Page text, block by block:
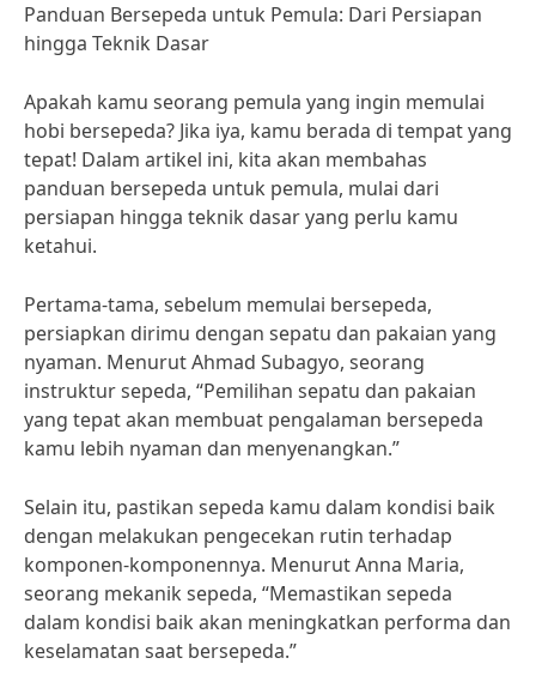
Panduan Bersepeda untuk Pemula: Dari Persiapan
hingga Teknik Dasar
Apakah kamu seorang pemula yang ingin memulai
hobi bersepeda? Jika iya, kamu berada di tempat yang
tepat! Dalam artikel ini, kita akan membahas
panduan bersepeda untuk pemula, mulai dari
persiapan hingga teknik dasar yang perlu kamu
ketahui.
Pertama-tama, sebelum memulai bersepeda,
persiapkan dirimu dengan sepatu dan pakaian yang
nyaman. Menurut Ahmad Subagyo, seorang
instruktur sepeda, “Pemilihan sepatu dan pakaian
yang tepat akan membuat pengalaman bersepeda
kamu lebih nyaman dan menyenangkan.”
Selain itu, pastikan sepeda kamu dalam kondisi baik
dengan melakukan pengecekan rutin terhadap
komponen-komponennya. Menurut Anna Maria,
seorang mekanik sepeda, “Memastikan sepeda
dalam kondisi baik akan meningkatkan performa dan
keselamatan saat bersepeda.”